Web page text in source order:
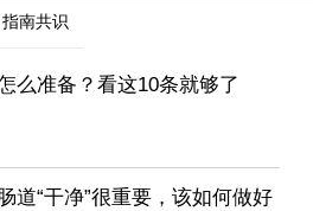
指南共识
么准备？看这10条就够了
道“干净”很重要，该如何做好